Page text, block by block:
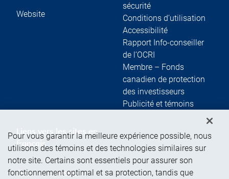
Website
sécurité
Conditions d’utilisation
Accessibilité
Rapport Info-conseiller
de l’OCRI
Membre – Fonds
canadien de protection
des investisseurs
Publicité et témoins
Liens vers les sites en
français
Ouvrir une session
Pour vous garantir la meilleure expérience possible, nous
utilisons des témoins et des technologies similaires sur
notre site. Certains sont essentiels pour assurer son
fonctionnement optimal et sa protection, tandis que